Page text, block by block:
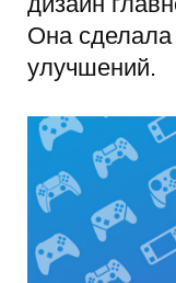
Она
улучшений.